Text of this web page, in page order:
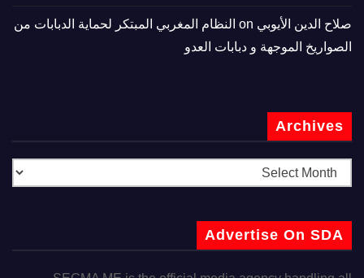
صلاح الدين الأيوبي
النظام المغربي المبتكر لحماية الدبابات من
الصواريخ الموجهة و دبابات العدو
Archives
Advertise On SDA